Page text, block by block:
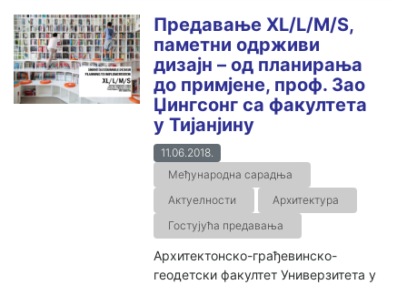
Предавање XL/L/M/S,
паметни одрживи
дизајн – од планирања
до примјене, проф. Зао
Џингсонг са факултета
у Тијанјину
11.06.2018.
Међународна сарадња
Актуелности
Архитектура
Гостујућа предавања
Архитектонско-грађевинско-
геодетски факултет Универзитета у